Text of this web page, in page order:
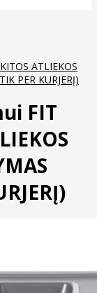
ATLIEKOS
PER KURJERĮ)
FIT